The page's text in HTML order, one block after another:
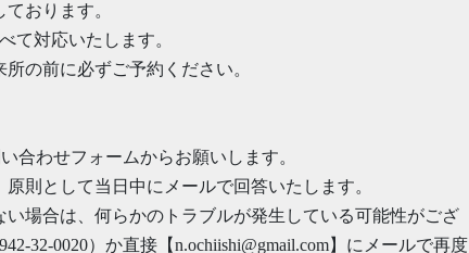
おります。
て対応いたします。
の前に必ずご予約ください。
合わせフォームからお願いします。
則として当日中にメールで回答いたします。
場合は、何らかのトラブルが発生している可能性がござ
32-0020）か直接【n.ochiishi@gmail.com】にメールで再度